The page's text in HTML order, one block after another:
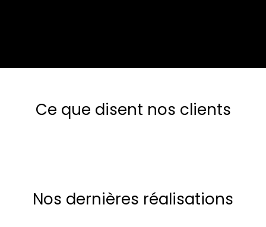
Ce que disent nos clients
Nos dernières réalisations